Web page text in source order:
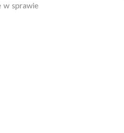
w sprawie